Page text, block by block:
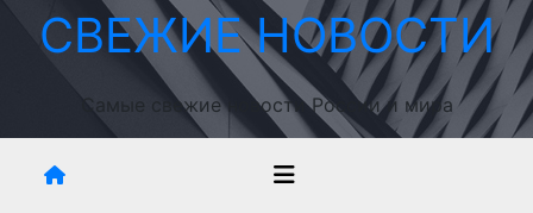
ПерейтиСВЕЖИЕ НОВОСТИ
Самые свежие новости России и мира